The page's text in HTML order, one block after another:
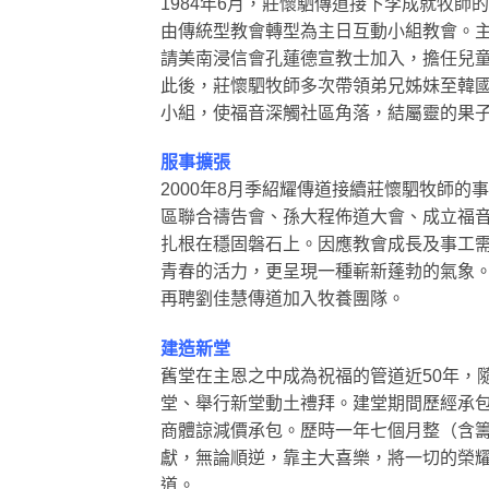
由傳統型教會轉型為主日互動小組教會。
請美南浸信會孔蓮德宣教士加入，擔任兒
此後，莊懷駟牧師多次帶領弟兄姊妹至韓
小組，使福音深觸社區角落，結屬靈的果
服事擴張
2000年8月季紹耀傳道接續莊懷駟牧師的
區聯合禱告會、孫大程佈道大會、成立福
扎根在穩固磐石上。因應教會成長及事工
青春的活力，更呈現一種嶄新蓬勃的氣象
再聘劉佳慧傳道加入牧養團隊。
建造新堂
舊堂在主恩之中成為祝福的管道近50年，
堂、舉行新堂動土禮拜。建堂期間歷經承
商體諒減價承包。歷時一年七個月整（含
獻，無論順逆，靠主大喜樂，將一切的榮